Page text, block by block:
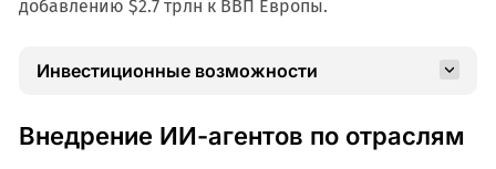
добавлению $2.7 трлн к ВВП Европы.
Инвестиционные возможности
Внедрение ИИ-агентов по отраслям